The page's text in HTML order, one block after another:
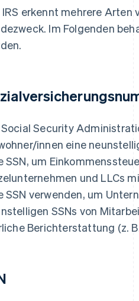
IRS erkennt mehrere
Im Folgenden
Social Security
innen eine
SSN, um
und LLCs
SSN verwenden, um
SSNs von
Berichterstattung (z.